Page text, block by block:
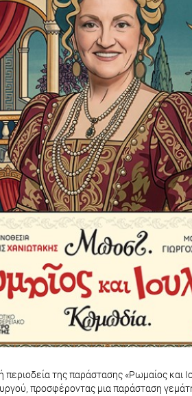
της παράστασης «Ρωμαίος και
προσφέροντας μια παράσταση